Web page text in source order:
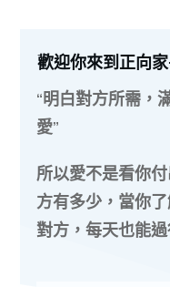
歡迎你來到正向家
“明白對方所需，
愛”
所以愛不是看你
方有多少，當你
對方，每天也能